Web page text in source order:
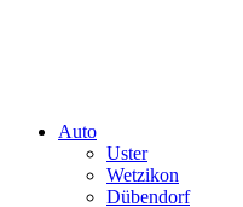
Auto
Uster
Wetzikon
Dübendorf